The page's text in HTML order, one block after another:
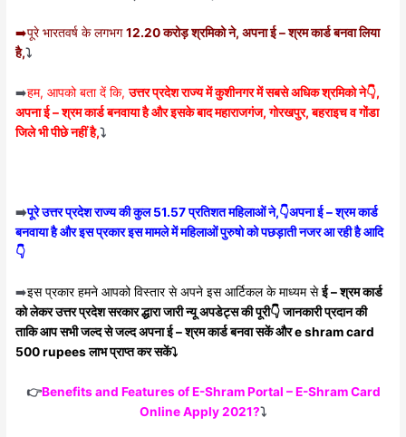
➡️पूरे भारतवर्ष के लगभग12.20 करोड़ श्रमिको ने, अपना ई – श्रम कार्ड बनवा लिया
है,⤵️
➡️हम, आपको बता दें कि,उत्तर प्रदेश राज्य में कुशीनगर में सबसे अधिक श्रमिको ने👇,
अपना ई – श्रम कार्ड बनवाया है और इसके बाद महाराजगंज, गोरखपुर, बहराइच व गोंडा
जिले भी पीछे नहीं है,⤵️
➡️पूरे उत्तर प्रदेश राज्य की कुल 51.57 प्रतिशत महिलाओं ने,👇अपना ई – श्रम कार्ड
बनवाया है और इस प्रकार इस मामले में महिलाओं पुरुषो को पछड़ाती नजर आ रही है आदि
👇
➡️इस प्रकार हमने आपको विस्तार से अपने इस आर्टिकल के माध्यम सेई – श्रम कार्ड
को लेकर उत्तर प्रदेश सरकार द्धारा जारी न्यू अपडेट्स की पूरी👇 जानकारी प्रदान की
ताकि आप सभी जल्द से जल्द अपना ई – श्रम कार्ड बनवा सकें और e shram card
500 rupees लाभ प्राप्त कर सकें⤵️
👉Benefits and Features of E-Shram Portal – E-Shram Card
Online Apply 2021?⤵️